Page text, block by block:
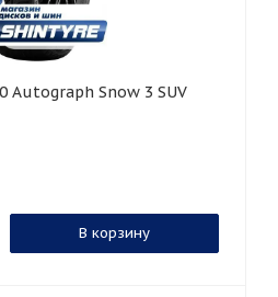
В корзину